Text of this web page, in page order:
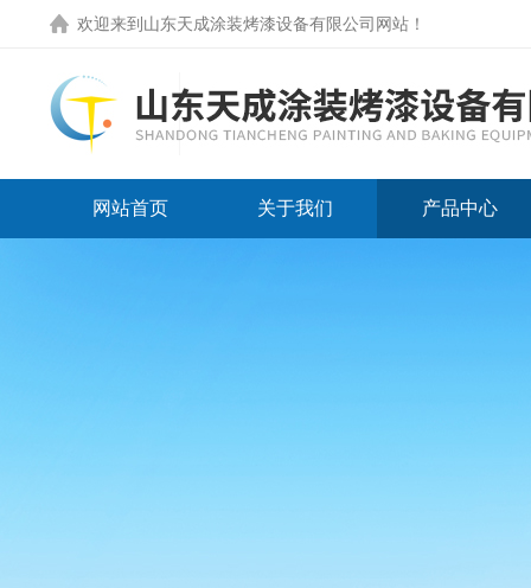
欢迎来到 山东天成涂装烤漆设备有限公司网站 ！
网站首页 关于我们 产品中心